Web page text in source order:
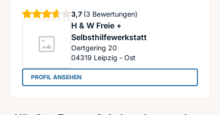
H & W Freie +
Selbsthilfewerkstatt
Oertgering 20
04319 Leipzig - Ost
3,7 Sterne
(3 Bewertungen)
PROFIL ANSEHEN: H & W Freie + Selbsthilfewerkstatt